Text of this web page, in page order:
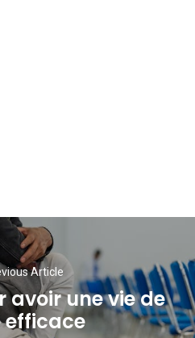
Article
Previous
post:
avoir une vie de
efficace